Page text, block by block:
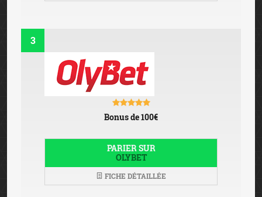
3
Bonus de 100€
PARIER SUR
OLYBET
FICHE DÉTAILLÉE